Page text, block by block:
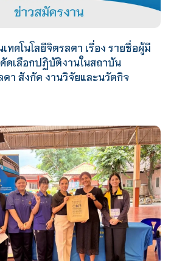
ทคโนโลยีจิตรลดา เรื่อง รายชื่อผู้มี
ดเลือกปฏิบัติงานในสถาบัน
ดา สังกัด งานวิจัยและนวัตกิจ